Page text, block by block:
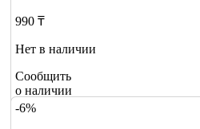
990 ₸
Нет в наличии
Сообщить
о наличии
-6%